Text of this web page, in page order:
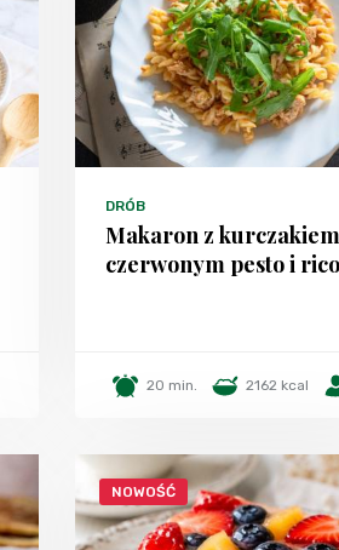
DRÓB
Makaron z
czerwonym pesto i
20 min. 2162 kcal
NOWOŚĆ